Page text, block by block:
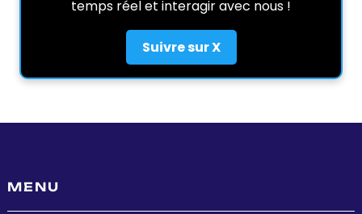
temps réel et interagir avec nous !
Suivre sur X
MENU